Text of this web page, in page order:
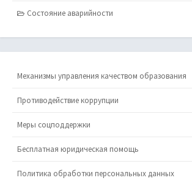
Состояние аварийности
Механизмы управления качеством образования
Противодействие коррупции
Меры соцподдержки
Бесплатная юридическая помощь
Политика обработки персональных данных